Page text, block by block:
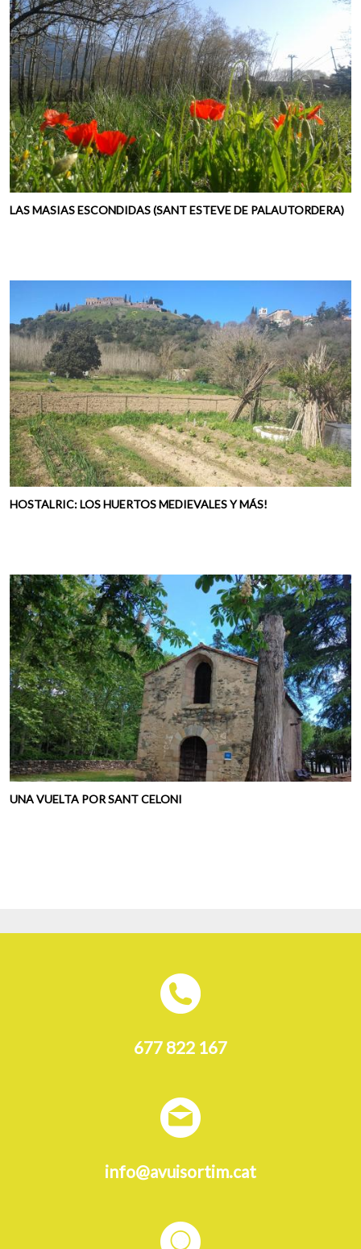
LAS MASIAS ESCONDIDAS (SANT ESTEVE DE PALAUTORDERA)
HOSTALRIC: LOS HUERTOS MEDIEVALES Y MÁS!
UNA VUELTA POR SANT CELONI
677 822 167
info@avuisortim.cat